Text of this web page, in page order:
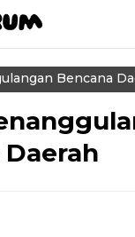
Bencana